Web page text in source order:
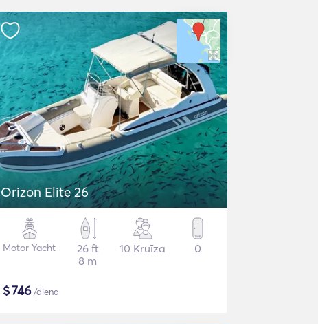
Orizon Elite 26
Motor Yacht
26 ft
8 m
10 Kruīza 0
$746/diena